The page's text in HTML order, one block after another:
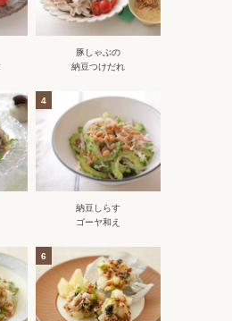
豚しゃぶの
納豆つけだれ
4
納豆しらす
ゴーヤ和え
6